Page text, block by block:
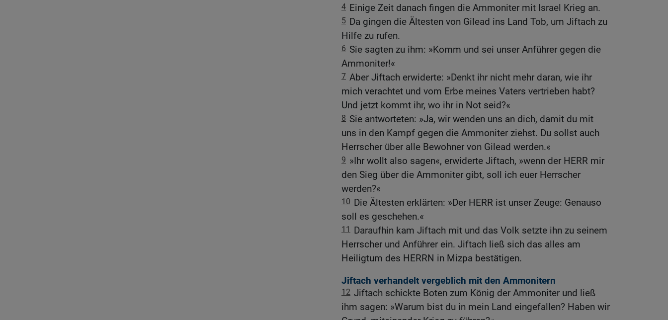
4 Einige Zeit danach fingen die Ammoniter mit Israel Krieg an.
5 Da gingen die Ältesten von Gilead ins Land Tob, um Jiftach zu
Hilfe zu rufen.
6 Sie sagten zu ihm: »Komm und sei unser Anführer gegen die
Ammoniter!«
7 Aber Jiftach erwiderte: »Denkt ihr nicht mehr daran, wie ihr
mich verachtet und vom Erbe meines Vaters vertrieben habt?
Und jetzt kommt ihr, wo ihr in Not seid?«
8 Sie antworteten: »Ja, wir wenden uns an dich, damit du mit
uns in den Kampf gegen die Ammoniter ziehst. Du sollst auch
Herrscher über alle Bewohner von Gilead werden.«
9 »Ihr wollt also sagen«, erwiderte Jiftach, »wenn der HERR mir
den Sieg über die Ammoniter gibt, soll ich euer Herrscher
werden?«
10 Die Ältesten erklärten: »Der HERR ist unser Zeuge: Genauso
soll es geschehen.«
11 Daraufhin kam Jiftach mit und das Volk setzte ihn zu seinem
Herrscher und Anführer ein. Jiftach ließ sich das alles am
Heiligtum des HERRN in Mizpa bestätigen.
Jiftach verhandelt vergeblich mit den Ammonitern
12 Jiftach schickte Boten zum König der Ammoniter und ließ
ihm sagen: »Warum bist du in mein Land eingefallen? Haben wir